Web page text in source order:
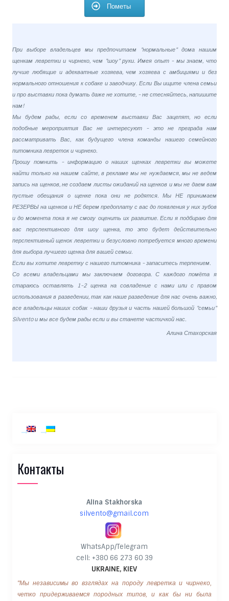
Пометы
При выборе владельцев мы предпочитаем "нормальные" дома нашим
щенкам левретки и чирнеко, чем "шоу" руки. Имея опыт - мы знаем, что
лучше любящие и адекватные хозяева, чем хозяева с амбициями и без
нормального отношения к собаке и заводчику. Если Вы ищите члена семьи
и про выставки пока думать даже не хотите, - не стесняйтесь, напишите
нам!
Мы будем рады, если со временем выставки Вас зацепят, но если
подобные мероприятия Вас не интересуют - это не преграда нам
рассматривать Вас, как будущего члена команды нашего семейного
питомника левреток и чирнеко.
Прошу помнить - информацию о наших щенках левретки вы можете
найти только на нашем сайте, в рекламе мы не нуждаемся, мы не ведем
запись на щенков, не создаем листы ожиданий на щенков и мы не даем вам
пустые обещания о щенке пока они не родятся. Мы НЕ принимаем
РЕЗЕРВЫ на щенков и НЕ берем предоплату с вас до появления у них зубов
и до момента пока я не смогу оценить их развитие. Если я подбираю для
вас перспективного для шоу щенка, то это будет действительно
перспективный щенок левретки и безусловно потребуется много времени
для выбора лучшего щенка для вашей семьи.
Если вы хотите левретку с нашего питомника - запаситесь терпением.
Со всеми владельцами мы заключаем договора. С каждого помёта я
стараюсь оставлять 1-2 щенка на совладение с нами или с правом
использования в разведении, так как наше разведение для нас очень важно,
все владельцы наших собак - наши друзья и часть нашей большой "семьи"
Silvento и мы все будем рады если и вы станете частичкой нас.
Алина Стахорская
Контакты
Alina Stakhorska
silvento@gmail.com
WhatsApp/Telegram
cell: +380 66 273 60 39
UKRAINE, KIEV
"Мы независимы во взглядах на породу левретка и чирнеко,
четко придерживаемся породных типов, и как бы ни была